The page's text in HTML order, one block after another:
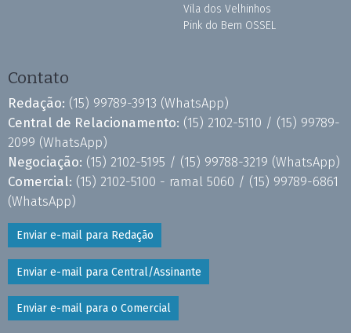
Vila dos Velhinhos
Pink do Bem OSSEL
Contato
Redação: (15) 99789-3913 (WhatsApp)
Central de Relacionamento: (15) 2102-5110 / (15) 99789-
2099 (WhatsApp)
Negociação: (15) 2102-5195 / (15) 99788-3219 (WhatsApp)
Comercial: (15) 2102-5100 - ramal 5060 / (15) 99789-6861
(WhatsApp)
Enviar e-mail para Redação
Enviar e-mail para Central/Assinante
Enviar e-mail para o Comercial